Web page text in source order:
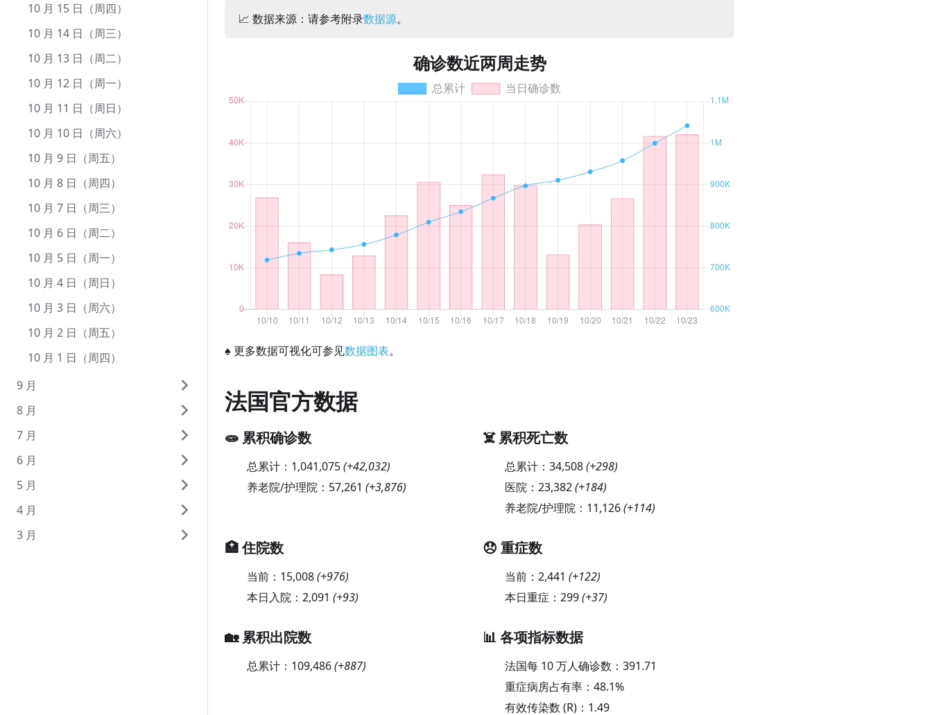
12 月 13 日（周日）
12 月 12 日（周六）
12 月 11 日（周五）
12 月 10 日（周四）
12 月 9 日（周三）
12 月 8 日（周二）
12 月 7 日（周一）
12 月 6 日（周日）
12 月 5 日（周六）
12 月 4 日（周五）
12 月 3 日（周四）
12 月 2 日（周三）
12 月 1 日（周二）
11 月 13 日（周五）
11 月 12 日（周四）
11 月 11 日（周三）
11 月 10 日（周二）
11 月 9 日（周一）
11 月 8 日（周日）
11 月 7 日（周六）
11 月 6 日（周五）
11 月 5 日（周四）
11 月 4 日（周三）
11 月 3 日（周二）
11 月 2 日（周一）
11 月 1 日（周日）
10 月 15 日（周四）
10 月 14 日（周三）
10 月 13 日（周二）
10 月 12 日（周一）
10 月 11 日（周日）
10 月 10 日（周六）
10 月 9 日（周五）
10 月 8 日（周四）
10 月 7 日（周三）
10 月 6 日（周二）
10 月 5 日（周一）
10 月 4 日（周日）
10 月 3 日（周六）
10 月 2 日（周五）
10 月 1 日（周四）
9 月
9 月 30 日（周三）
9 月 29 日（周二）
9 月 28 日（周一）
9 月 27 日（周日）
9 月 26 日（周六）
9 月 25 日（周五）
8 月
8 月 31 日（周一）
8 月 30 日（周日）
8 月 29 日（周六）
8 月 28 日（周五）
8 月 27 日（周四）
7 月
7 月 31 日（周五）
7 月 30 日（周四）
7 月 29 日（周三）
7 月 28 日（周二）
6 月
6 月 30 日（周二）
6 月 29 日（周一）
6 月 28 日（周日）
5 月
5 月 31 日（周日）
5 月 30 日（周六）
4 月
4 月 30 日（周四）
3 月
📈 数据来源：请参考附录数据源。
确诊数近两周走势
♠ 更多数据可视化可参见数据图表。
法国官方数据
🧫 累积确诊数
总累计： 1,041,075(+42,032)
养老院/护理院： 57,261 (+3,876)
☠️ 累积死亡数
总累计： 34,508(+298)
医院： 23,382(+184)
养老院/护理院： 11,126(+114)
🏥 住院数
当前： 15,008(+976)
本日入院： 2,091 (+93)
😞 重症数
当前： 2,441 (+122)
本日重症： 299(+37)
🏡 累积出院数
总累计： 109,486(+887)
📊 各项指标数据
法国每 10 万人确诊数： 391.71
重症病房占有率： 48.1%
有效传染数 (R)： 1.49